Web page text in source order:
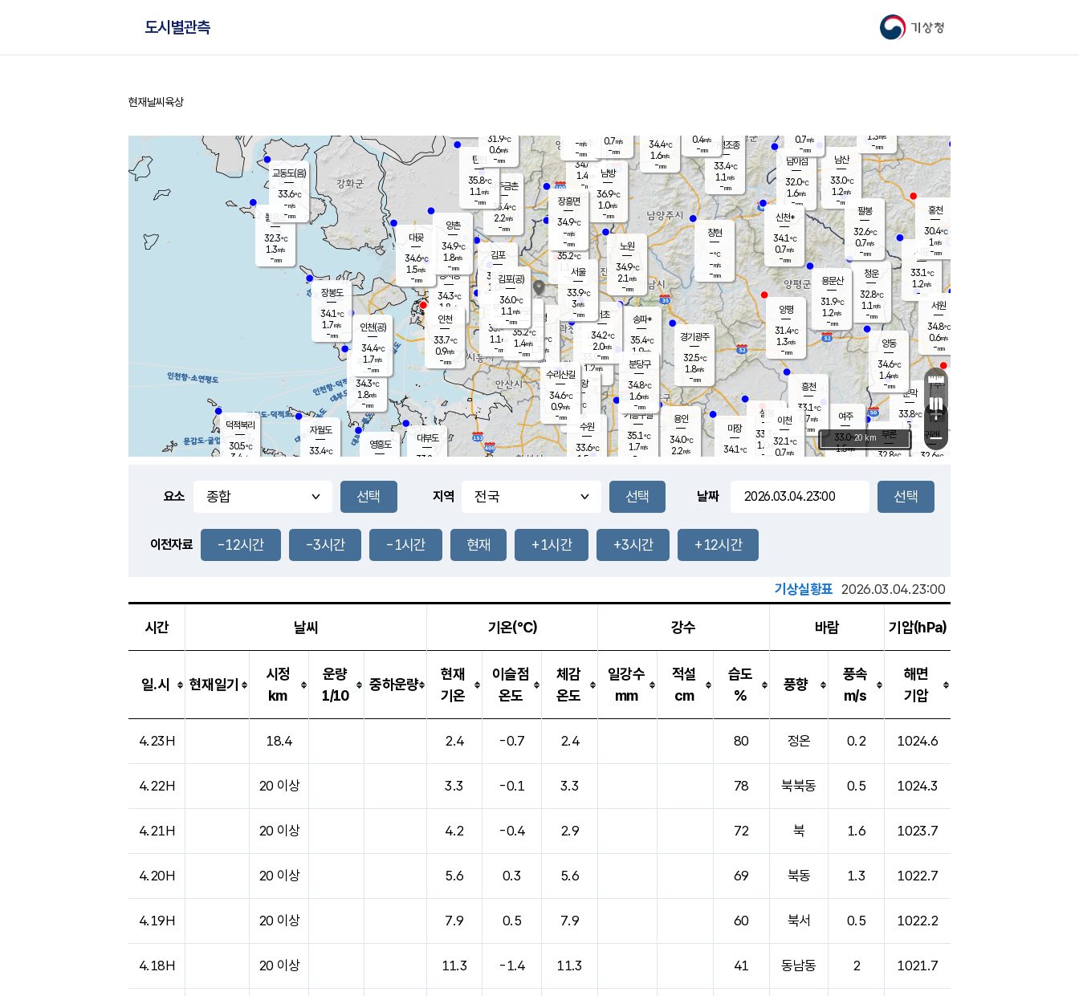
기상청
도시별관측
홈
현재날씨 육상
풍도
1.6m/s
문막
33.8℃
1.5m/s
mm
남이섬
32.0℃
1.6m/s
-mm
무의도
34.3℃
1.8m/s
-mm
영흥도
볼음도
32.3℃
1.3m/s
-mm
자월도
33.4℃
양주
34.6℃
1.4
-mm
부론
32.8℃
과천
33.9℃
1.2m/s
- mm
남산
33.0℃
1.2m/s
-mm
장봉도
34.1℃
1.7m/s
-mm
-mm
청운
32.8℃
1.1 m/s
-mm
팔봉
32.6℃
0.7m/s
-mm
-mm
용인
34.0℃
2.2m/s
여주
33.0℃
1.5m/s
양동
34.6℃
1.4m/s
-mm
경기광주
32.5℃
1.8m/s
-mm
장호원
0.7m/s
-mm
33.0
℃
대부도
33.2
-
경서동
34.3℃
1.8 m/s
-mm
파주금촌
35.4℃
2.2m/s
-mm
가평조종
33.4℃
1.1 m/s
-mm
34.4℃
1.6m/s
-mm
대곶
34.6℃
1.5m/s
-mm
신천*
34.1℃
0.7m/s
-mm
창현
-℃
-m/s
-mm
탄현
35.8℃
1.1 m/s
-mm
0.4m/s
-mm
34.4℃
1.9m/s
-mm
흥천
33.1℃
0.7m/s
-mm
마장
34.1℃
의왕
- ℃
m/s
mm
김포
35.2℃
1.0 m/s
mm
설봉
33.3
1.0 m/s
- mm
광명
35.6 ℃
1.7 m/s
-mm
부천
35.4℃
1.1 m/s
-mm
-mm
양촌
34.9℃
1.8m/s
-mm
구로
35.2℃
1.4m/s
-mm
은평
35.2℃
m/s
- mm
노원
34.9℃
2.1 m/s
-mm
송파*
35.4℃
1.9m/s
-mm
서초
34.2℃
2.0m/s
-mm
남방
36.9℃
1.0m/s
-mm
기흥구갈
35.1℃
1.7m/s
-
수리산길
34.6℃
0.9m/s
-mm
분당구
34.8℃
1.6m/s
-mm
장흥면
34.9℃
-m/s
-mm
-m/s
-mm
시동
33.1℃
1.2m/s
- mm
귀래
32.6℃
서원
34.8℃
0.6m/s
-mm
용문산
31.9℃
1.2m/s
-mm
덕적북리
30.5℃
3.4 m/s
인천(공)
34.4℃
1.7m/s
-mm
김포(공)
36.0℃
1.1 m/s
-mm
교동도(음)
33.6℃
-m/s
-mm
홍천
30.4℃
1 m/s
-mm
이천
32.1℃
0.7m/s
양평
31.4℃
1.3m/s
-mm
수원
33.6℃
1.5 m/s
인천
33.7℃
0.9m/s
-mm
서울
33.9℃
3m/s
-mm
1.3m/s
-mm
31.9℃
0.6m/s
-mm
0.7m/s
-mm
+
−
20 km
요소 지역 날짜
이전자료 -12시간 -3시간 -1시간 현재 +1시간 +3시간 +12시간
기상실황표 2026.03.04.23:00
시간 날씨 기온(℃) 강수 바람 기압(hPa)
일.시 현재일기
시정
km
운량
1/10
중하운량
현재
기온
이슬점
온도
체감
온도
일강수
mm
적설
cm
습도
%
풍향
풍속
m/s
해면
기압
4.23H 18.4 2.4 -0.7 2.4 80 정온 0.2 1024.6
4.22H 20 이상 3.3 -0.1 3.3 78 북북동 0.5 1024.3
4.21H 20 이상 4.2 -0.4 2.9 72 북 1.6 1023.7
4.20H 20 이상 5.6 0.3 5.6 69 북동 1.3 1022.7
4.19H 20 이상 7.9 0.5 7.9 60 북서 0.5 1022.2
4.18H 20 이상 11.3 -1.4 11.3 41 동남동 2 1021.7